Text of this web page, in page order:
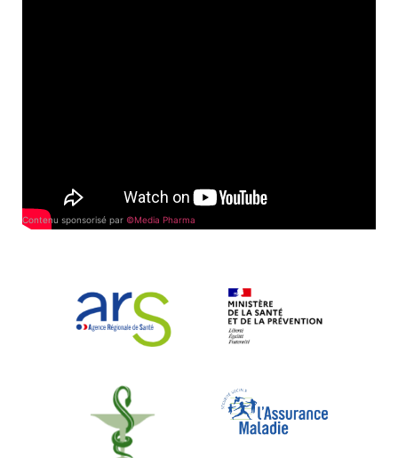
Contenu sponsorisé par ©Media Pharma